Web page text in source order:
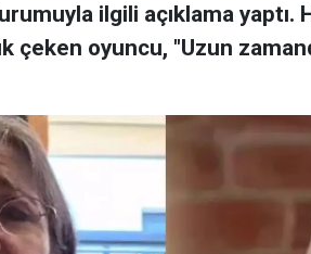
ilgili açıklama yaptı.
çeken oyuncu, "Uzun